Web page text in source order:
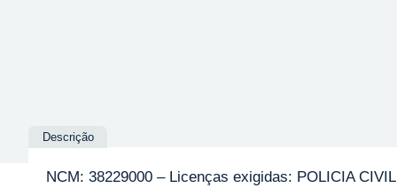
Descrição
NCM: 38229000 – Licenças exigidas: POLICIA CIVIL